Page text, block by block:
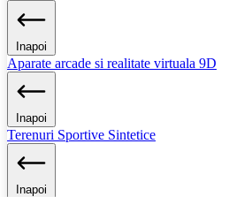
Inapoi
Aparate arcade si realitate virtuala 9D
Inapoi
Terenuri Sportive Sintetice
Inapoi